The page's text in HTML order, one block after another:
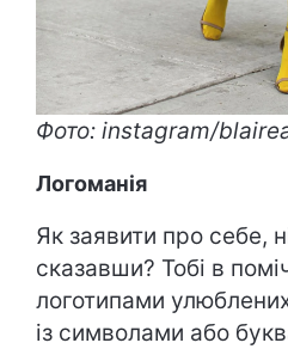
Фото: instagram/
Логоманія
Як заявити про себе,
сказавши? Тобі в
логотипами
із символами або